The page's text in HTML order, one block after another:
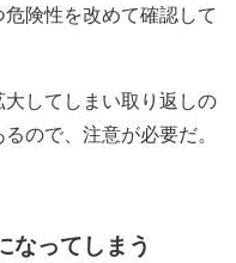
険性を改めて確認して
してしまい取り返しの
ので、注意が必要だ。
なってしまう